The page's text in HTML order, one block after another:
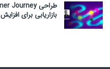
بازاریابی برای افزایش Activation و رشد پایدار